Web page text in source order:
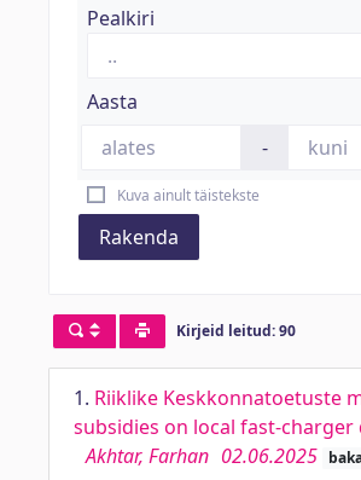
Pealkiri
Aasta
-
Kuva ainult täistekste
Rakenda
Kirjeid leitud: 90
1. Riiklike Keskkonnatoetuste
subsidies on local fast-
Akhtar, Farhan 02.06.2025